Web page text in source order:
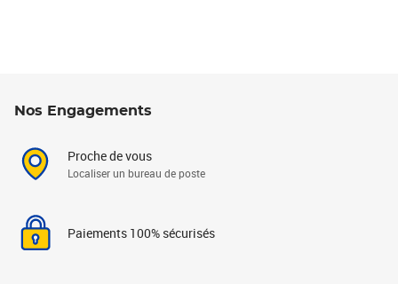
Nos Engagements
Proche de vous
Localiser un bureau de poste
Paiements 100% sécurisés